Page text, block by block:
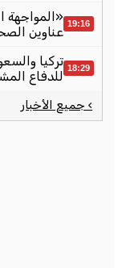
19:16 «المواجهة
عناوين
18:29 تركيا
للدفاع
› جميع الأخبار